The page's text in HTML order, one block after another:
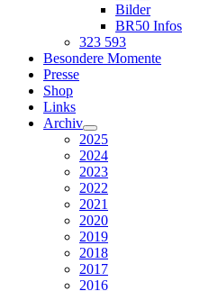
Bilder
BR50 Infos
323 593
Besondere Momente
Presse
Shop
Links
Archiv
2025
2024
2023
2022
2021
2020
2019
2018
2017
2016